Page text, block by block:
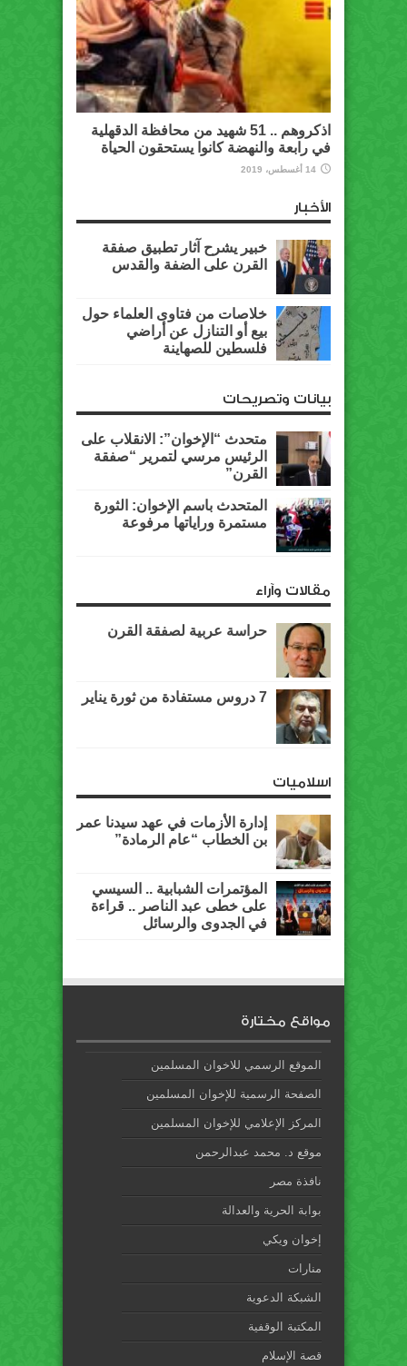
اذكروهم .. 51 شهيد من محافظة الدقهلية
في رابعة والنهضة كانوا يستحقون الحياة
14 أغسطس، 2019
الأخبار
خبير يشرح آثار تطبيق صفقة
القرن على الضفة والقدس
خلاصات من فتاوى العلماء حول
بيع أو التنازل عن أراضي
فلسطين للصهاينة
بيانات وتصريحات
متحدث “الإخوان”: الانقلاب على
الرئيس مرسي لتمرير “صفقة
القرن”
المتحدث باسم الإخوان: الثورة
مستمرة وراياتها مرفوعة
مقالات وآراء
حراسة عربية لصفقة القرن
7 دروس مستفادة من ثورة يناير
اسلاميات
إدارة الأزمات في عهد سيدنا عمر
بن الخطاب “عام الرمادة”
المؤتمرات الشبابية .. السيسي
على خطى عبد الناصر .. قراءة
في الجدوى والرسائل
مواقع مختارة
الموقع الرسمي للاخوان المسلمين
الصفحة الرسمية للإخوان المسلمين
المركز الإعلامي للإخوان المسلمين
موقع د. محمد عبدالرحمن
نافذة مصر
بوابة الحرية والعدالة
إخوان ويكي
منارات
الشبكة الدعوية
المكتبة الوقفية
قصة الإسلام